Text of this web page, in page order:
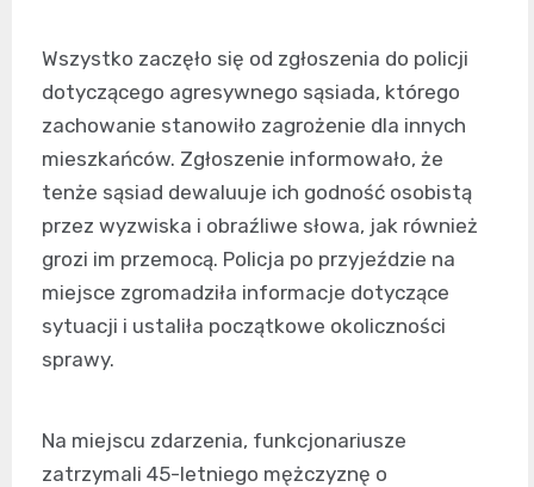
Wszystko zaczęło się od zgłoszenia do policji
dotyczącego agresywnego sąsiada, którego
zachowanie stanowiło zagrożenie dla innych
mieszkańców. Zgłoszenie informowało, że
tenże sąsiad dewaluuje ich godność osobistą
przez wyzwiska i obraźliwe słowa, jak również
grozi im przemocą. Policja po przyjeździe na
miejsce zgromadziła informacje dotyczące
sytuacji i ustaliła początkowe okoliczności
sprawy.
Na miejscu zdarzenia, funkcjonariusze
zatrzymali 45-letniego mężczyznę o